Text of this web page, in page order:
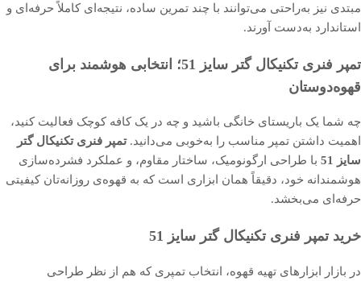
مبتدی نیز به‌راحتی می‌توانند با چند تمرین ساده، نتیجه‌ای کاملاً حرفه‌ای و
استاندارد به‌دست آورند.
تمپر فنری تکنیکال گتر سایز 51؛ انتخابی هوشمند برای
قهوه‌دوستان
چه شما یک باریستای خانگی باشید و چه در یک کافه کوچک فعالیت کنید،
اهمیت داشتن تمپر مناسب را به‌خوبی می‌دانید.تمپر فنری تکنیکال گتر
سایز 51
با طراحی ارگونومیک، ساختار مقاوم، و عملکرد فشرده‌سازی
هوشمندانه خود، دقیقاً همان ابزاری است که به قهوه‌ی روزانه‌تان کیفیتی
حرفه‌ای می‌بخشد.
خرید تمپر فنری تکنیکال گتر سایز 51
در بازار ابزارهای تهیه قهوه، انتخاب تمپری که هم از نظر طراحی